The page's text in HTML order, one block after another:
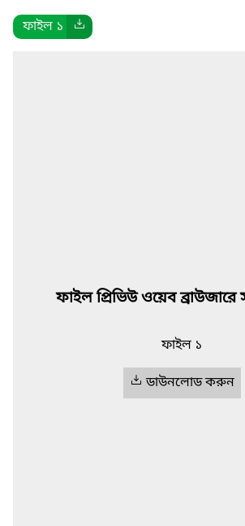
ফাইল ১
ফাইল প্রিভিউ ওয়েব ব্রাউজারে
ফাইল ১
ডাউনলোড করুন